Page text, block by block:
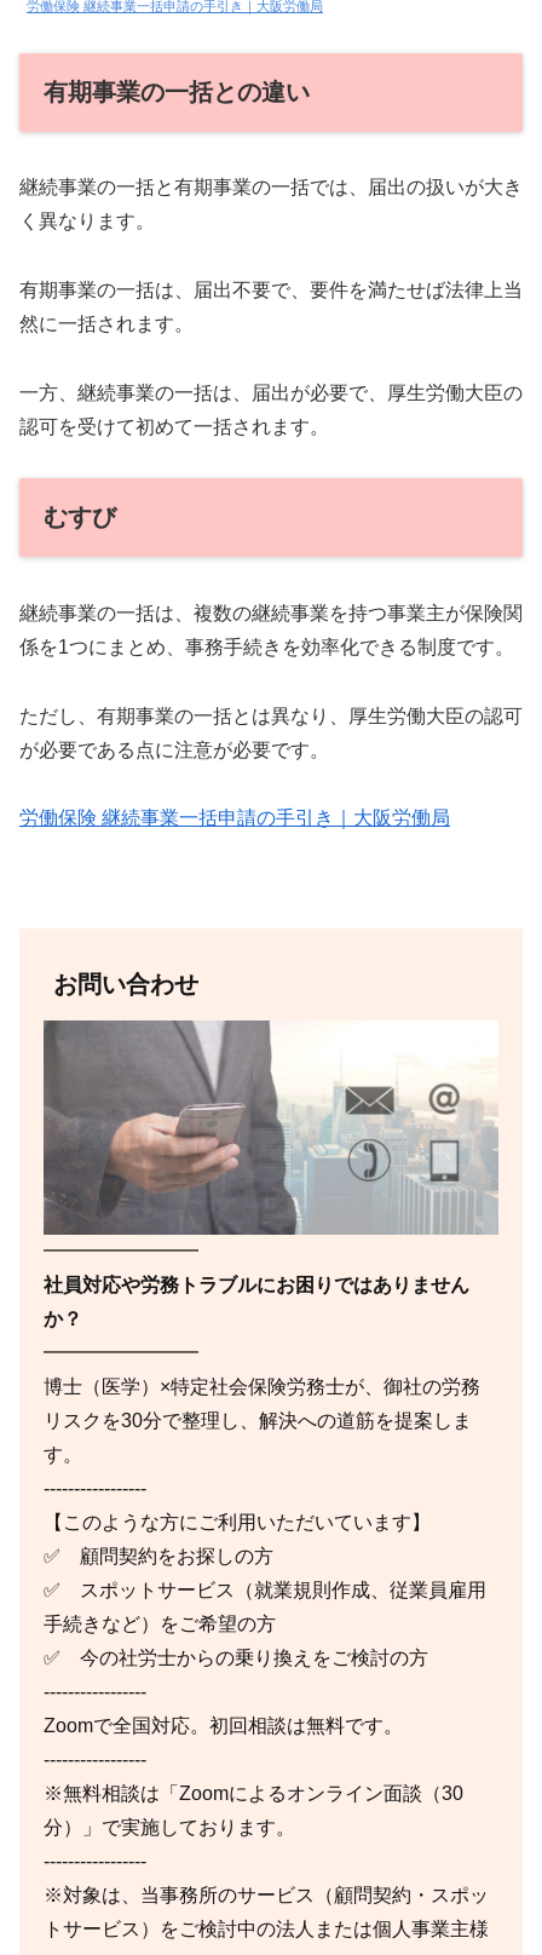
労働保険 継続事業一括申請の手引き｜大阪労働局
有期事業の一括との違い
継続事業の一括と有期事業の一括では、届出の扱いが大き
く異なります。
有期事業の一括は、届出不要で、要件を満たせば法律上当
然に一括されます。
一方、継続事業の一括は、届出が必要で、厚生労働大臣の
認可を受けて初めて一括されます。
むすび
継続事業の一括は、複数の継続事業を持つ事業主が保険関
係を1つにまとめ、事務手続きを効率化できる制度です。
ただし、有期事業の一括とは異なり、厚生労働大臣の認可
が必要である点に注意が必要です。
労働保険 継続事業一括申請の手引き｜大阪労働局
お問い合わせ
━━━━━━━━
社員対応や労務トラブルにお困りではありません
か？
━━━━━━━━
博士（医学）×特定社会保険労務士が、御社の労務
リスクを30分で整理し、解決への道筋を提案しま
す。
-----------------
【このような方にご利用いただいています】
✅ 顧問契約をお探しの方
✅ スポットサービス（就業規則作成、従業員雇用
手続きなど）をご希望の方
✅ 今の社労士からの乗り換えをご検討の方
-----------------
Zoomで全国対応。初回相談は無料です。
-----------------
※無料相談は「Zoomによるオンライン面談（30
分）」で実施しております。
-----------------
※対象は、当事務所のサービス（顧問契約・スポッ
トサービス）をご検討中の法人または個人事業主様